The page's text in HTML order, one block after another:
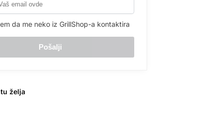
da me neko iz GrillShop-a kontaktira
želja